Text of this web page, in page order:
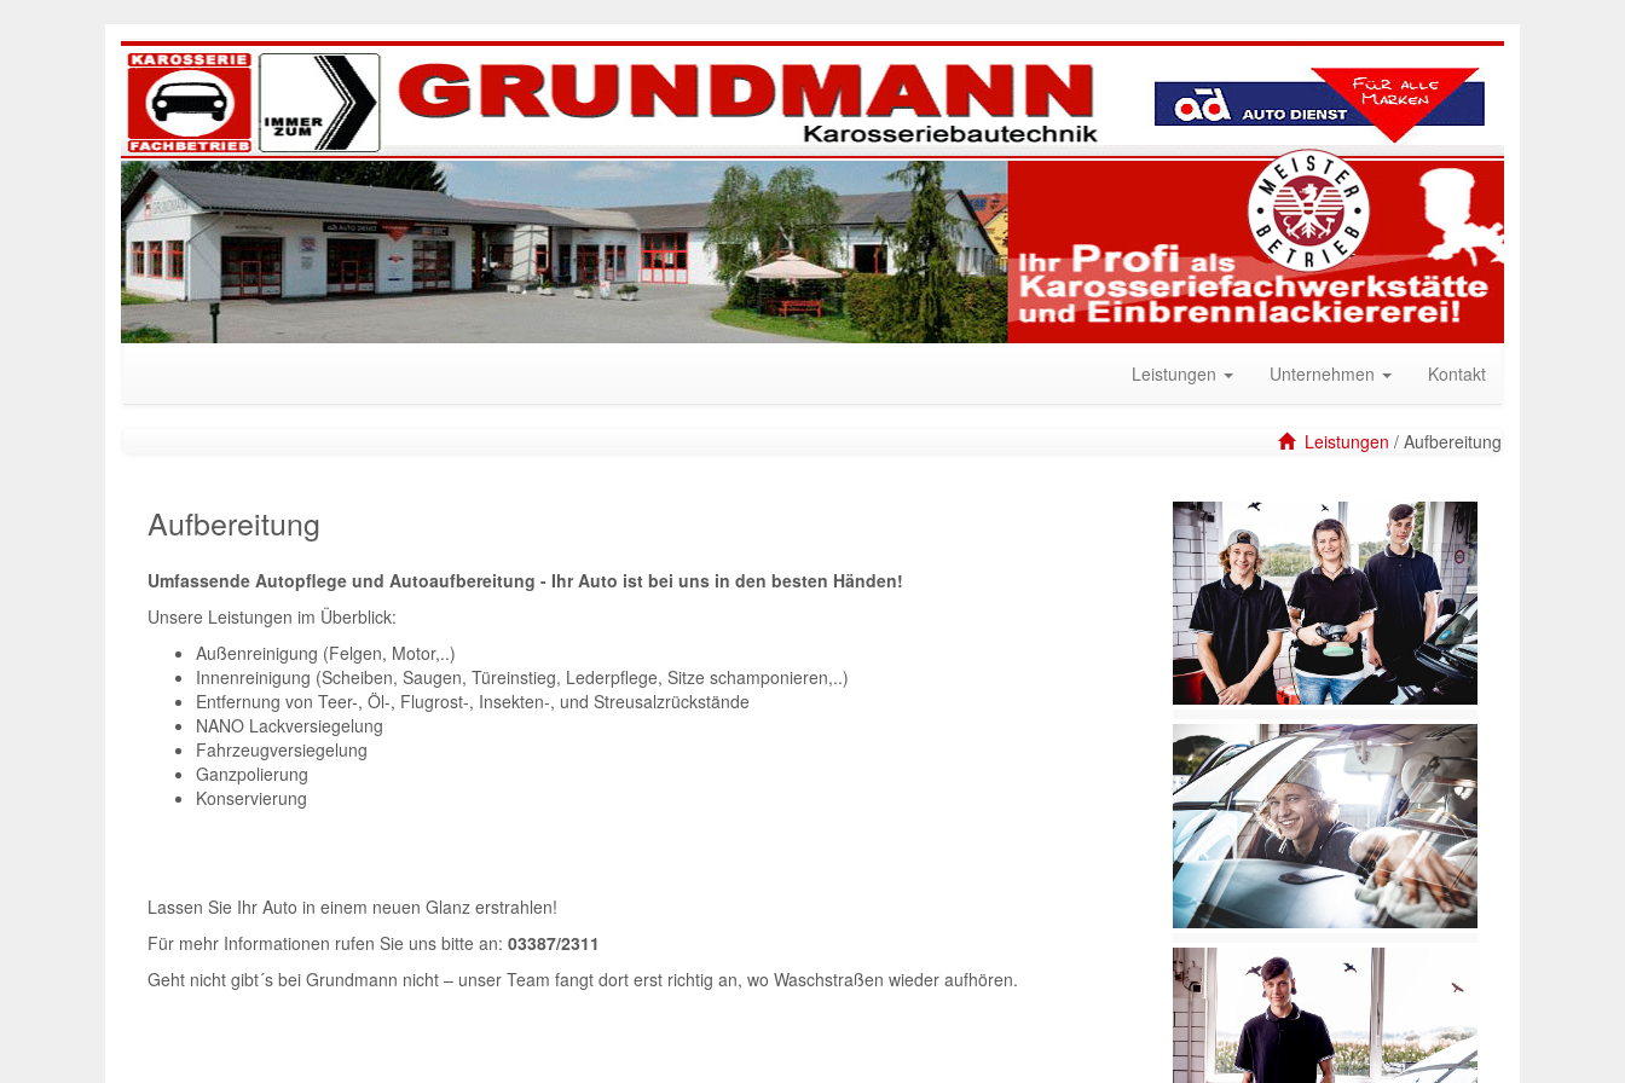
Leistungen Unternehmen Kontakt
Leistungen / Aufbereitung
Aufbereitung
Umfassende Autopflege und Autoaufbereitung - Ihr Auto ist bei uns in den besten Händen!
Unsere Leistungen im Überblick:
Außenreinigung (Felgen, Motor,..)
Innenreinigung (Scheiben, Saugen, Türeinstieg, Lederpflege, Sitze schamponieren,..)
Entfernung von Teer-, Öl-, Flugrost-, Insekten-, und Streusalzrückstände
NANO Lackversiegelung
Fahrzeugversiegelung
Ganzpolierung
Konservierung
Lassen Sie Ihr Auto in einem neuen Glanz erstrahlen!
Für mehr Informationen rufen Sie uns bitte an: 03387/2311
Geht nicht gibt´s bei Grundmann nicht – unser Team fangt dort erst richtig an, wo Waschstraßen wieder aufhören.